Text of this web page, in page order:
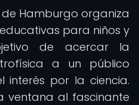
Hamburgo organiza
para niños y
de acercar la
a un público
interés por la ciencia.
ventana al fascinante